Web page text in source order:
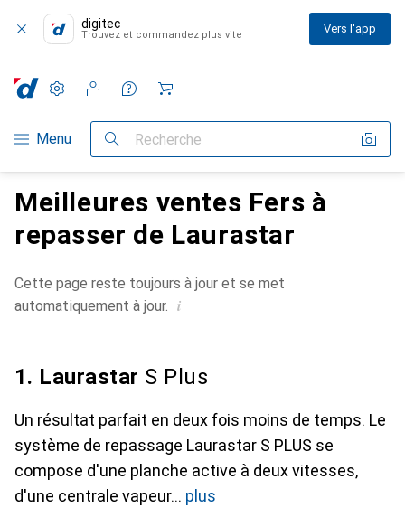
digitec
Trouvez et commandez plus vite Vers l'app
Navigation par catégorie
Menu Recherche
Paramètres
Compte client
Listes de comparaison
Listes d'envies
Panier
Meilleures ventes Fers à
repasser de Laurastar
Cette page reste toujours à jour et se met
automatiquement à jour. i
1. Laurastar S Plus
Un résultat parfait en deux fois moins de temps. Le
système de repassage Laurastar S PLUS se
compose d'une planche active à deux vitesses,
d'une centrale vapeur
plus